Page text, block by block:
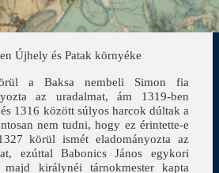
Újhely és Patak környéke
a Baksa nembeli Simon fia
az uradalmat, ám 1319-ben
1316 között súlyos harcok dúltak a
nem tudni, hogy ez érintette-e
körül ismét eladományozta az
ezúttal Babonics János egykori
majd királynéi tárnokmester kapta